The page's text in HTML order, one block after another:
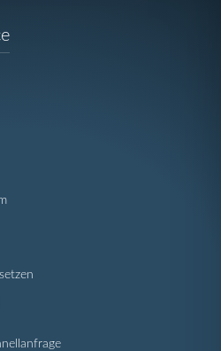
Navigation